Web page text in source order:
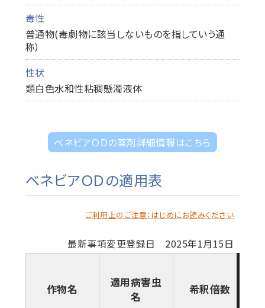
毒性
普通物(毒劇物に該当しないものを指していう通
称）
性状
類白色水和性粘稠懸濁液体
ベネビアＯＤの薬剤詳細情報はこちら
ベネビアＯＤの適用表
ご利用上のご注意：はじめにお読みください
最新事項変更登録日 2025年1月15日
作物名
適用病害虫
名
希釈倍数